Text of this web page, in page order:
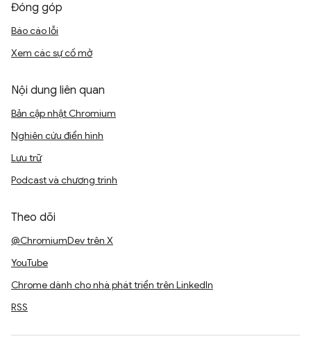
Đóng góp
Báo cáo lỗi
Xem các sự cố mở
Nội dung liên quan
Bản cập nhật Chromium
Nghiên cứu điển hình
Lưu trữ
Podcast và chương trình
Theo dõi
@ChromiumDev trên X
YouTube
Chrome dành cho nhà phát triển trên LinkedIn
RSS